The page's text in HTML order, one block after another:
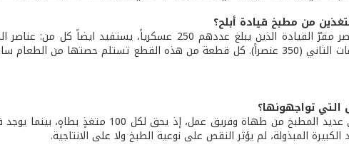
من مطبخ قيادة أبلح؟
عنصراً) وفوج المدرعات الثاني (350 عنصراً). كل قطعة من هذه القطع تستلم
تواجهونها؟
- نعاني النقص في عديد المطبخ من طهاة
المبذولة، لم يؤثر النقص على نوعية الطبخ ولا على الانتاجية.